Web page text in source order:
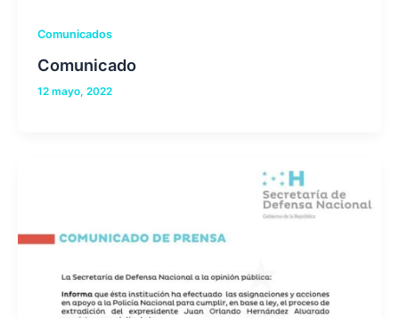
Comunicados
Comunicado
12 mayo, 2022